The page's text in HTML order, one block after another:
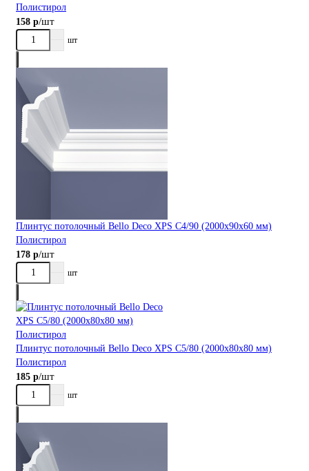
Полистирол
158 р/шт
шт
Плинтус потолочный Bellо Deco XPS С4/90 (2000х90х60 мм)
Полистирол
178 р/шт
шт
Плинтус потолочный Bellо Deco XPS С5/80 (2000х80х80 мм)
Полистирол
185 р/шт
шт